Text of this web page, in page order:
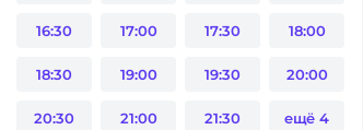
16:30 17:00 17:30 18:00
18:30 19:00 19:30 20:00
20:30 21:00 21:30 ещё 4